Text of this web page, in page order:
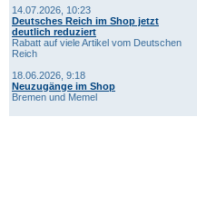
14.07.2026, 10:23
Deutsches Reich im Shop jetzt
deutlich reduziert
Rabatt auf viele Artikel vom Deutschen
Reich
18.06.2026, 9:18
Neuzugänge im Shop
Bremen und Memel